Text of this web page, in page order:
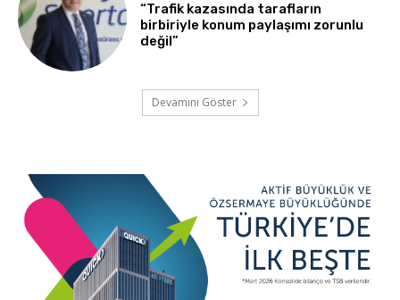
“Trafik kazasında tarafların
birbiriyle konum paylaşımı zorunlu
değil”
Devamını Göster